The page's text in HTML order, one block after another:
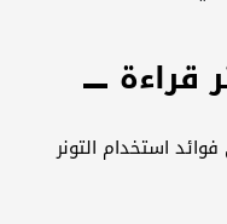
قراءة
استخدام التونر